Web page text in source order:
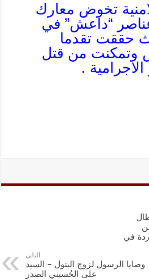
تخوض معارك
“داعش” في
حققت تقدما
وتمكنت من قتل
.
في
التالي
وصايا الرسول لزوج البتول – السيد
على الحُسيني الصدر